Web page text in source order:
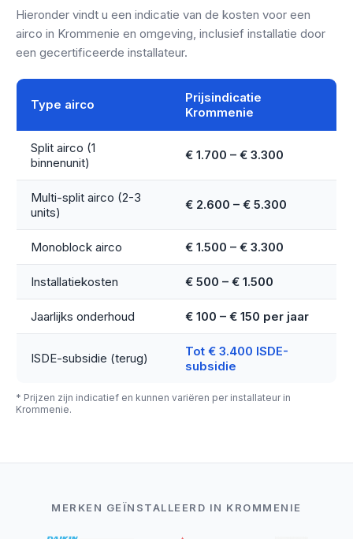
Hieronder vindt u een indicatie van de kosten voor een
airco in Krommenie en omgeving, inclusief installatie door
een gecertificeerde installateur.
Type airco
Prijsindicatie
Krommenie
Split airco (1
binnenunit)
€ 1.700 – € 3.300
Multi-split airco (2-3
units)
€ 2.600 – € 5.300
Monoblock airco € 1.500 – € 3.300
Installatiekosten € 500 – € 1.500
Jaarlijks onderhoud € 100 – € 150 per jaar
ISDE-subsidie (terug)
Tot € 3.400 ISDE-
subsidie
* Prijzen zijn indicatief en kunnen variëren per installateur in
Krommenie.
MERKEN GEÏNSTALLEERD IN KROMMENIE